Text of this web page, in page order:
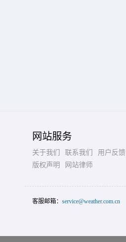
网站服务
关于我们 联系我们
用户反馈
版权声明
网站律师
客服邮箱： service@weather.com.cn